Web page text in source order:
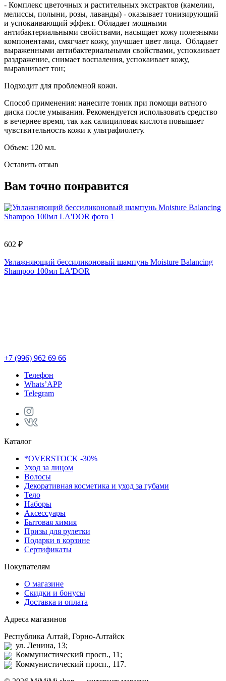
- Комплекс цветочных и растительных экстрактов (камелии,
мелиссы, полыни, розы, лаванды) - оказывает тонизирующий
и успокаивающий эффект. Обладает мощными
антибактериальными свойствами, насыщает кожу полезными
компонентами, смягчает кожу, улучшает цвет лица. Обладает
выраженными антибактериальными свойствами, успокаивает
раздражение, снимает воспаления, успокаивает кожу,
выравнивает тон;
Подходит для проблемной кожи.
Способ применения: нанесите тоник при помощи ватного
диска после умывания. Рекомендуется использовать средство
в вечернее время, так как салициловая кислота повышает
чувствительность кожи к ультрафиолету.
Объем: 120 мл.
Оставить отзыв
Вам точно понравится
602 ₽
Увлажняющий бессиликоновый шампунь Moisture Balancing
Shampoo 100мл LA'DOR
+7 (996) 962 69 66
Телефон
Whats’APP
Telegram
Каталог
*OVERSTOCK -30%
Уход за лицом
Волосы
Декоративная косметика и уход за губами
Тело
Наборы
Аксессуары
Бытовая химия
Призы для рулетки
Подарки в корзине
Сертификаты
Покупателям
О магазине
Скидки и бонусы
Доставка и оплата
Адреса магазинов
Республика Алтай, Горно-Алтайск
ул. Ленина, 13;
Коммунистический просп., 11;
Коммунистический просп., 117.